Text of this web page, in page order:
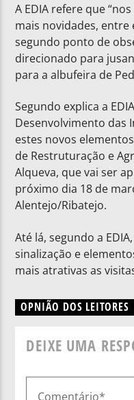
A EDIA refere que
mais novidades, entre
segundo ponto de
direcionado para
para a albufeira de
Segundo explica a
Desenvolvimento das
estes novos
de Restruturação e
Alqueva, que vai ser
próximo dia 18 de
Alentejo/Ribatejo.
Até lá, segundo a
sinalização e
mais atrativas as
OPNIÃO DOS LEITORES
DEIXE UMA